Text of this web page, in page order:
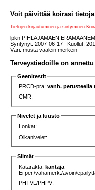
Voit päivittää koirasi tietoja
Tietojen kirjautuminen ja siirtyminen
lpkn PIHLAJAMÄEN
Syntynyt: 2007-06-17 Kuollut:
Väri: musta vaalein merkein
Terveystiedoille on
Geenitestit
PRCD-pra:vanh. perusteella
CMR:
Nivelet ja luusto
Lonkat:
Olkanivelet:
Silmät
Katarakta:kantaja
Ei per./vähämerk./avoin/
PHTVL/PHPV: